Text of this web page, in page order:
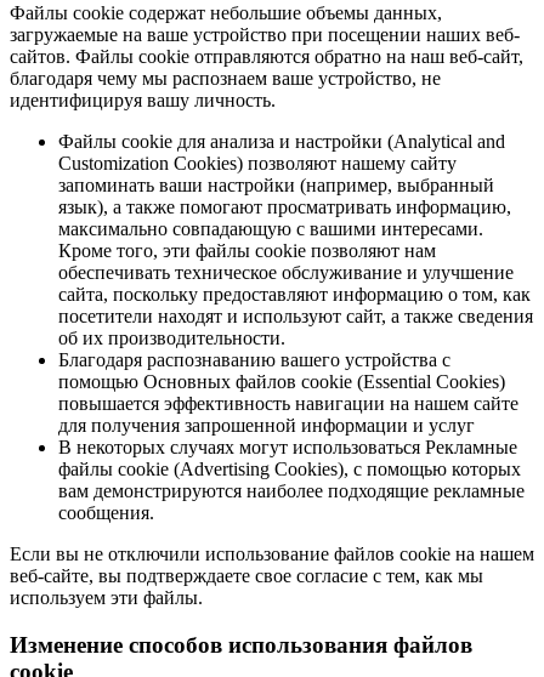
Файлы cookie содержат небольшие объемы данных,
загружаемые на ваше устройство при посещении наших веб-
сайтов. Файлы cookie отправляются обратно на наш веб-сайт,
благодаря чему мы распознаем ваше устройство, не
идентифицируя вашу личность.
Файлы cookie для анализа и настройки (Analytical and
Customization Cookies) позволяют нашему сайту
запоминать ваши настройки (например, выбранный
язык), а также помогают просматривать информацию,
максимально совпадающую с вашими интересами.
Кроме того, эти файлы cookie позволяют нам
обеспечивать техническое обслуживание и улучшение
сайта, поскольку предоставляют информацию о том, как
посетители находят и используют сайт, а также сведения
об их производительности.
Благодаря распознаванию вашего устройства с
помощью Основных файлов cookie (Essential Cookies)
повышается эффективность навигации на нашем сайте
для получения запрошенной информации и услуг
В некоторых случаях могут использоваться Рекламные
файлы cookie (Advertising Cookies), с помощью которых
вам демонстрируются наиболее подходящие рекламные
сообщения.
Если вы не отключили использование файлов cookie на нашем
веб-сайте, вы подтверждаете свое согласие с тем, как мы
используем эти файлы.
Изменение способов использования файлов
cookie